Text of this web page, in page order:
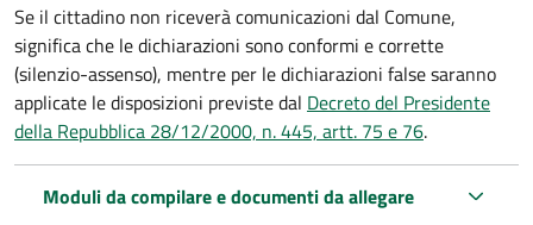
Se il cittadino non riceverà comunicazioni dal Comune,
significa che le dichiarazioni sono conformi e corrette
(silenzio-assenso), mentre per le dichiarazioni false saranno
applicate le disposizioni previste dal Decreto del Presidente
della Repubblica 28/12/2000, n. 445, artt. 75 e 76.
Moduli da compilare e documenti da allegare